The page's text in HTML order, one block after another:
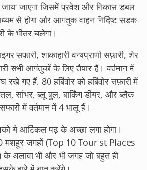
जाया जाएगा जिसमें प्रवेश और निकास डबल
से होगा और आगंतुक वाहन निर्दिष्ट सड़क
के भीतर चलेगा।
सफ़ारी, शाकाहारी वन्यप्राणी सफ़ारी, शेर
सभी आगंतुकों के लिए तैयार हैं। वर्तमान में
रखे गए हैं, 80 हर्बिवोर को हर्बिवोर सफ़ारी में
सांभर, ब्लू बुल, बार्किंग डीयर, और ब्लैक
में वर्तमान में 4 भालू हैं।
ये आर्टिकल पढ़ के अच्छा लगा होगा।
मशहूर जगहों (Top 10 Tourist Places
अलावा भी और भी जगह जो बहुत ही